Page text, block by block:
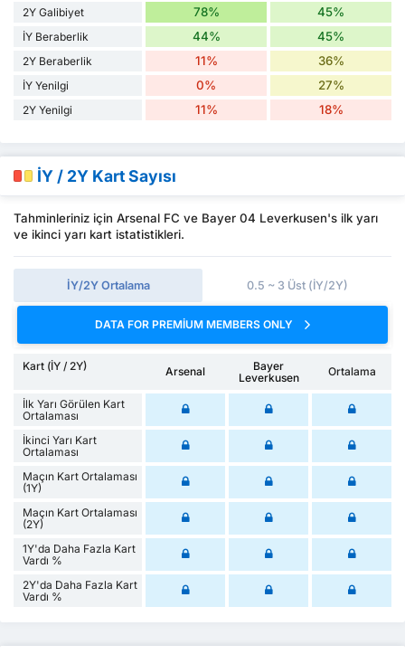
2Y Galibiyet 78% 45%
İY Beraberlik 44% 45%
2Y Beraberlik 11% 36%
İY Yenilgi 0% 27%
2Y Yenilgi 11% 18%
İY / 2Y Kart Sayısı
Tahminleriniz için Arsenal FC ve Bayer 04 Leverkusen's ilk yarı
ve ikinci yarı kart istatistikleri.
İY/2Y Ortalama 0.5 ~ 3 Üst (İY/2Y)
DATA FOR PREMIUM MEMBERS ONLY
Kart (İY / 2Y) Arsenal
Bayer
Leverkusen
Ortalama
İlk Yarı Görülen Kart
Ortalaması
İkinci Yarı Kart
Ortalaması
Maçın Kart Ortalaması
(1Y)
Maçın Kart Ortalaması
(2Y)
1Y'da Daha Fazla Kart
Vardı %
2Y'da Daha Fazla Kart
Vardı %